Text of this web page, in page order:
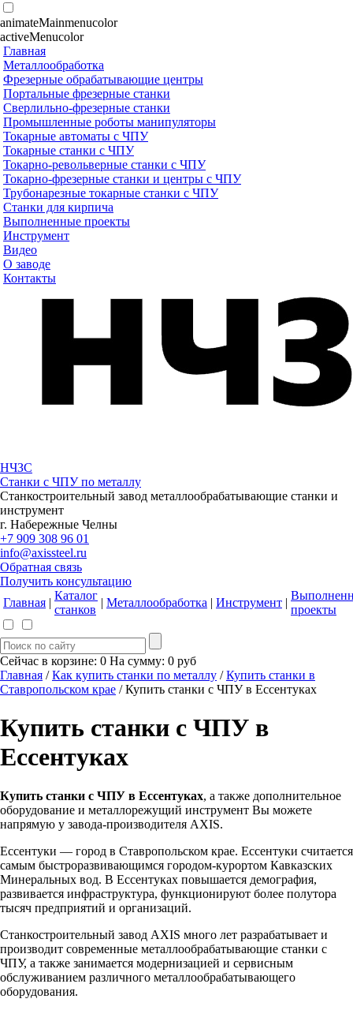
animateMainmenucolor
activeMenucolor
Главная
Металлообработка
Фрезерные обрабатывающие центры
Портальные фрезерные станки
Сверлильно-фрезерные станки
Промышленные роботы манипуляторы
Токарные автоматы с ЧПУ
Токарные станки с ЧПУ
Токарно-револьверные станки с ЧПУ
Токарно-фрезерные станки и центры с ЧПУ
Трубонарезные токарные станки с ЧПУ
Станки для кирпича
Выполненные проекты
Инструмент
Видео
О заводе
Контакты
НЧЗС
Станки с ЧПУ по металлу
Станкостроительный завод металлообрабатывающие станки и
инструмент
г. Набережные Челны
+7 909 308 96 01
info@axissteel.ru
Обратная связь
Получить консультацию
Главная |
Каталог
станков
| Металлообработка | Инструмент |
проекты
Сейчас в корзине: 0 На сумму: 0 руб
Главная /Как купить станки по металлу /Купить станки в
Ставропольском крае / Купить станки с ЧПУ в Ессентуках
Купить станки с ЧПУ в
Ессентуках
Купить станки с ЧПУ в Ессентуках, а также дополнительное
оборудование и металлорежущий инструмент Вы можете
напрямую у завода-производителя AXIS.
Ессентуки — город в Ставропольском крае. Ессентуки считается
самым быстроразвивающимся городом-курортом Кавказских
Минеральных вод. В Ессентуках повышается демография,
развивается инфраструктура, функционируют более полутора
тысяч предприятий и организаций.
Станкостроительный завод AXIS много лет разрабатывает и
производит современные металлообрабатывающие станки с
ЧПУ, а также занимается модернизацией и сервисным
обслуживанием различного металлообрабатывающего
оборудования.